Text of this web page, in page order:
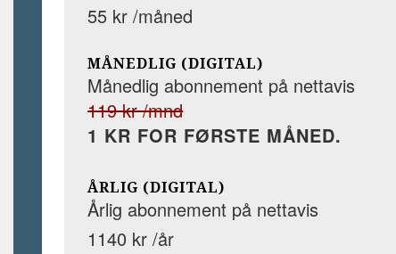
55 kr /måned
MÅNEDLIG (DIGITAL)
Månedlig abonnement på nettavis
119 kr /mnd
1 KR FOR FØRSTE MÅNED.
ÅRLIG (DIGITAL)
Årlig abonnement på nettavis
1140 kr /år